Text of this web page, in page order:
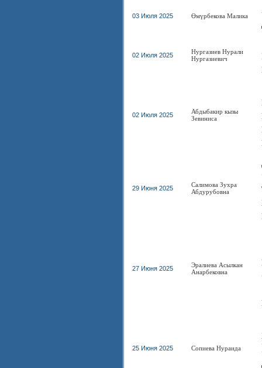
03 Июля 2025 Өмүрбекова Малика
02 Июля 2025
Нургазиев Нурали
Нургазиевич
02 Июля 2025
Абдыбакир кызы
Зевиниса
29 Июня 2025
Салимова Зухра
Абдурубовна
27 Июня 2025
Эралиева Асылкан
Анарбековна
25 Июня 2025 Сопиева Нураида